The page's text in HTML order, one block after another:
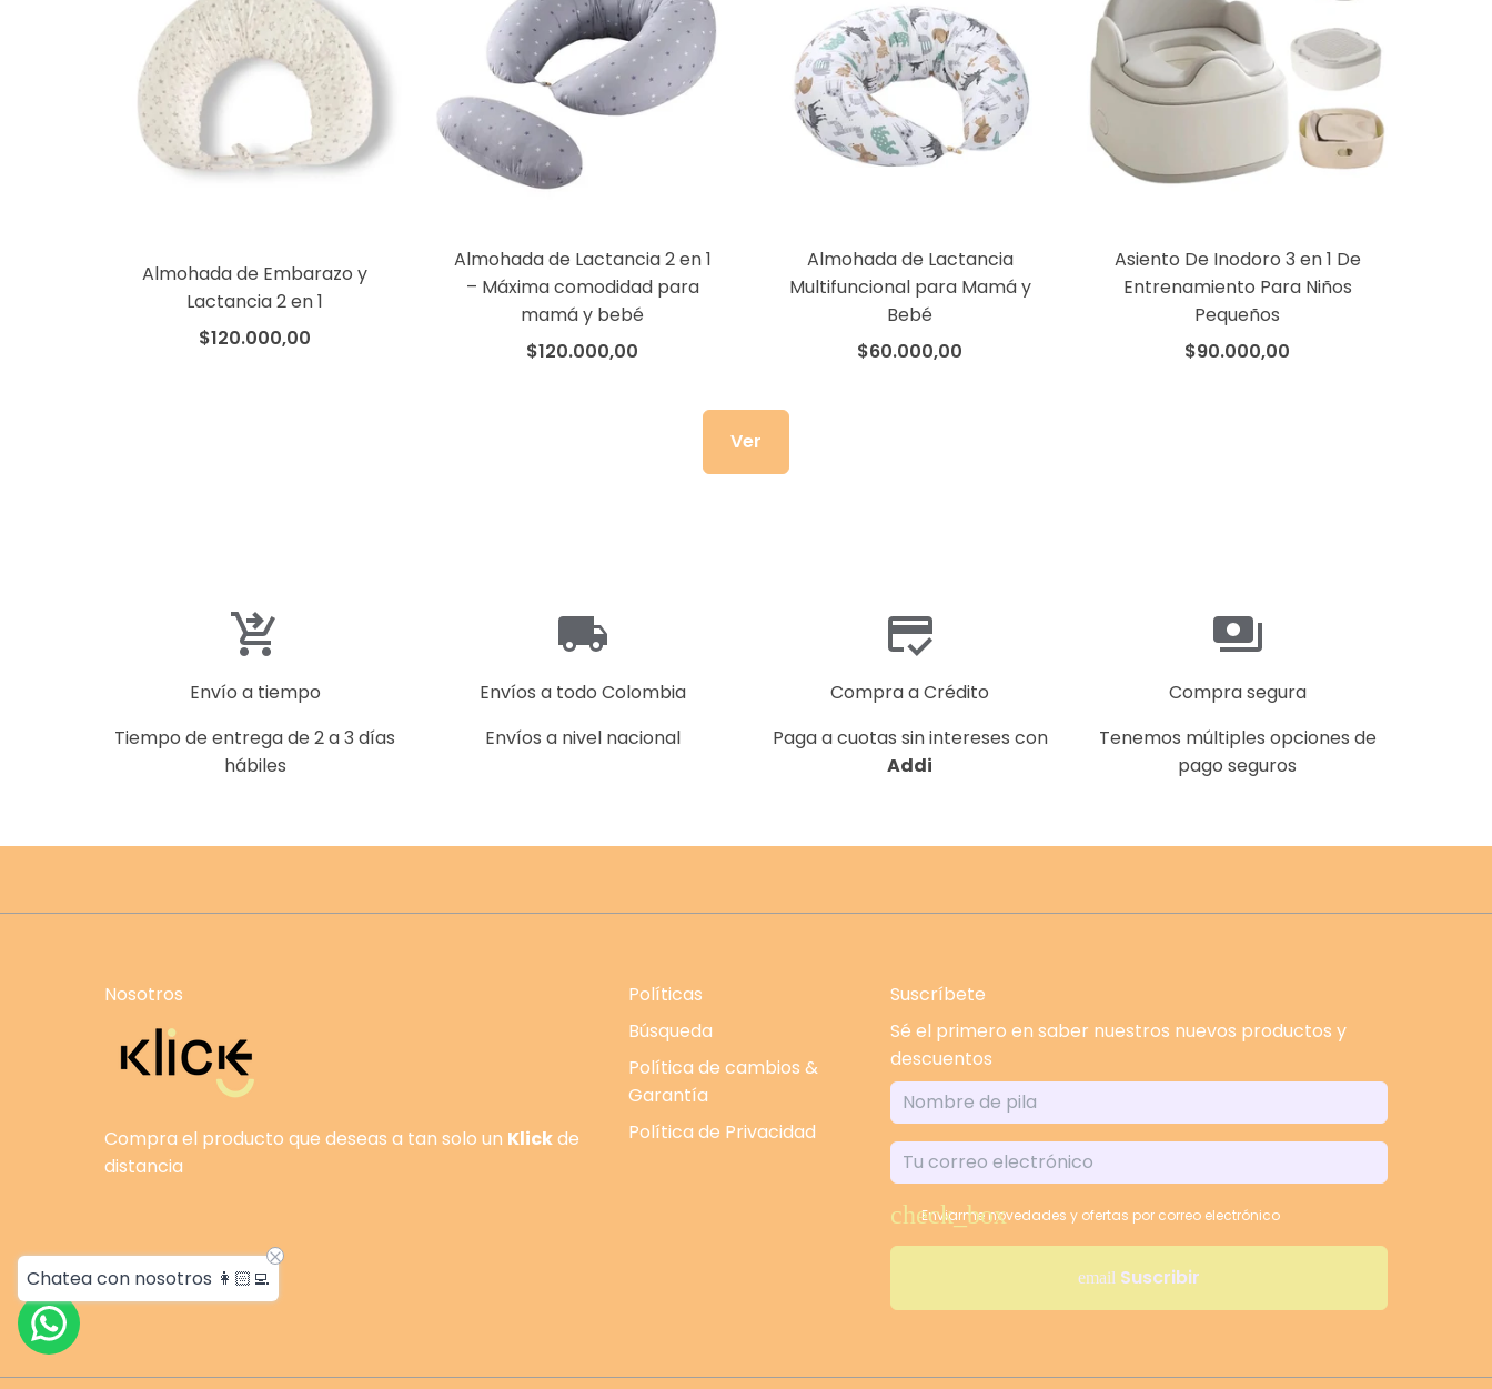
Almohada de Embarazo y
Lactancia 2 en 1
$120.000,00
Almohada de Lactancia 2 en 1
– Máxima comodidad para
mamá y bebé
$120.000,00
Almohada de Lactancia
Multifuncional para Mamá y
Bebé
$60.000,00
Asiento De Inodoro 3 en 1 De
Entrenamiento Para Niños
Pequeños
$90.000,00
Ver
Envío a tiempo
Tiempo de entrega de 2 a 3 días
hábiles
Envíos a todo Colombia
Envíos a nivel nacional
Compra a Crédito
Paga a cuotas sin intereses con
Addi
Compra segura
Tenemos múltiples opciones de
pago seguros
Nosotros
Compra el producto que deseas a tan solo un Klickde
distancia
Políticas
Búsqueda
Política de cambios &
Garantía
Política de Privacidad
Suscríbete
Sé el primero en saber nuestros nuevos productos y
descuentos
Enviarme novedades y ofertas por correo electrónico
email Suscribir
Chatea con nosotros 👩🏻‍💻